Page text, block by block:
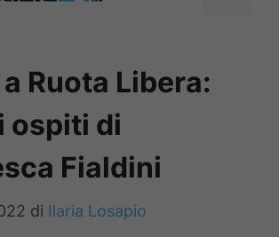
Ruota Libera:
ospiti di
Fialdini
di Ilaria Losapio